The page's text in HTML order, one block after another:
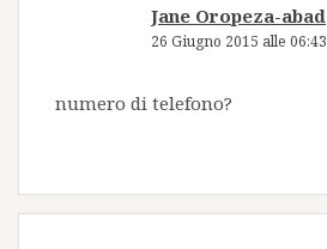
Jane Oropeza-abad
26 Giugno 2015 alle 06:43
numero di telefono?